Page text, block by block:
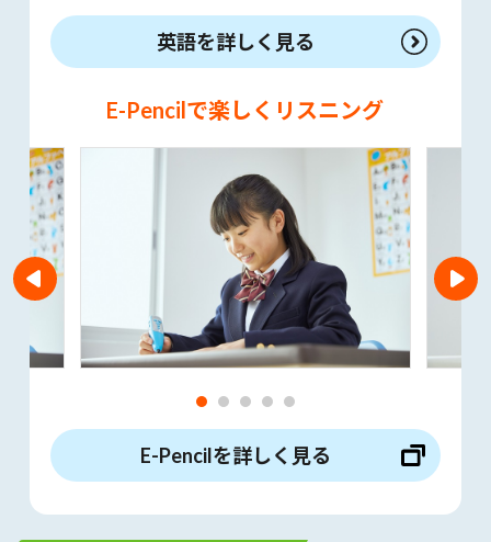
英語を詳しく見る
E-Pencilで楽しくリスニング
E-Pencilを詳しく見る